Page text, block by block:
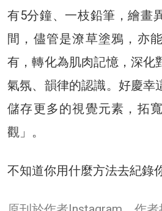
有5分鐘、一枝鉛筆，繪畫
間，儘管是潦草塗鴉，亦
有，轉化為肌肉記憶，深化
氣氛、韻律的認識。好慶幸
儲存更多的視覺元素，拓
觀」。
不知道你用什麼方法去紀錄